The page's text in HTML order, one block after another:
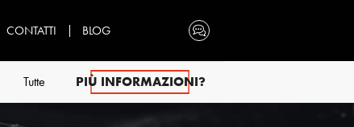
CONTATTI BLOG
Tutte PIÙ INFORMAZIONI?